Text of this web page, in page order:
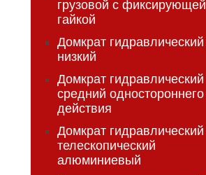
грузовой с фиксирующей
гайкой
Домкрат гидравлический
низкий
Домкрат гидравлический
средний одностороннего
действия
Домкрат гидравлический
телескопический
алюминиевый